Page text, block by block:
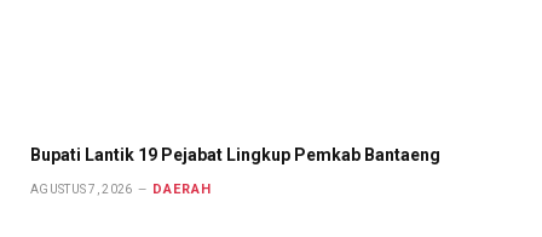
Bupati Lantik 19 Pejabat Lingkup Pemkab Bantaeng
AGUSTUS 7, 2026 DAERAH